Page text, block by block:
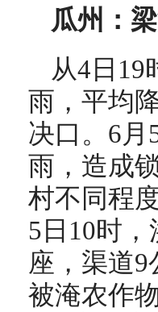
瓜州：
从4日19
雨，平均
决口。6
雨，造成
村不同程
5日10时
座，渠道
被淹农作